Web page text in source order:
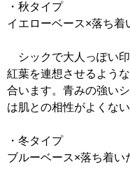
・秋タイプ
イエローベース×落ち着
シックで大人っぽい印
紅葉を連想させるよう
合います。青みの強い
は肌との相性がよくな
・冬タイプ
ブルーベース×落ち着い